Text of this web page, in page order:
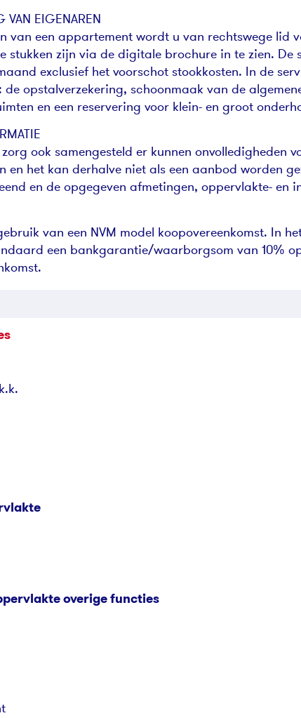
VAN EIGENAREN
van een appartement wordt u van rechtswege lid
stukken zijn via de digitale brochure in te zien. De
exclusief het voorschot stookkosten. In de
de opstalverzekering, schoonmaak van de
en een reservering voor klein- en groot
zorg ook samengesteld er kunnen onvolledigheden
en het kan derhalve niet als een aanbod worden
en de opgegeven afmetingen, oppervlakte- en
van een NVM model koopovereenkomst. In
een bankgarantie/waarborgsom van 10%
overige functies